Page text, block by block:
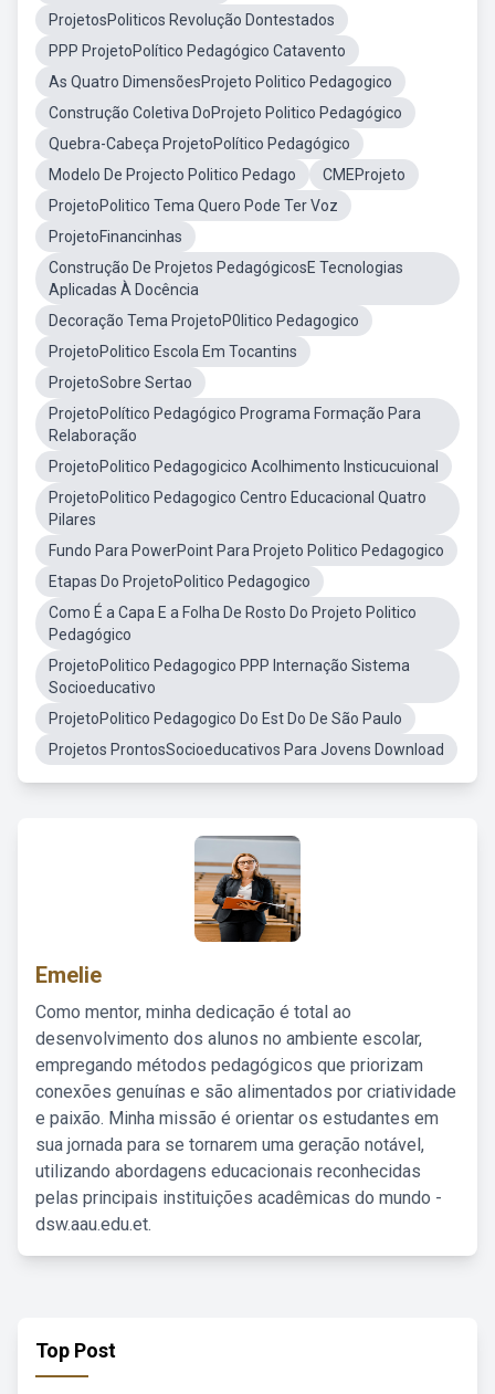
ProjetosPoliticos Revolução Dontestados
PPP ProjetoPolítico Pedagógico Catavento
As Quatro DimensõesProjeto Politico Pedagogico
Construção Coletiva DoProjeto Politico Pedagógico
Quebra-Cabeça ProjetoPolítico Pedagógico
Modelo De Projecto Politico Pedago
CMEProjeto
ProjetoPolitico Tema Quero Pode Ter Voz
ProjetoFinancinhas
Construção De Projetos PedagógicosE Tecnologias
Aplicadas À Docência
Decoração Tema ProjetoP0litico Pedagogico
ProjetoPolitico Escola Em Tocantins
ProjetoSobre Sertao
ProjetoPolítico Pedagógico Programa Formação Para
Relaboração
ProjetoPolitico Pedagogicico Acolhimento Insticucuional
ProjetoPolitico Pedagogico Centro Educacional Quatro
Pilares
Fundo Para PowerPoint Para Projeto Politico Pedagogico
Etapas Do ProjetoPolitico Pedagogico
Como É a Capa E a Folha De Rosto Do Projeto Politico
Pedagógico
ProjetoPolitico Pedagogico PPP Internação Sistema
Socioeducativo
ProjetoPolitico Pedagogico Do Est Do De São Paulo
Projetos ProntosSocioeducativos Para Jovens Download
Emelie
Como mentor, minha dedicação é total ao
desenvolvimento dos alunos no ambiente escolar,
empregando métodos pedagógicos que priorizam
conexões genuínas e são alimentados por criatividade
e paixão. Minha missão é orientar os estudantes em
sua jornada para se tornarem uma geração notável,
utilizando abordagens educacionais reconhecidas
pelas principais instituições acadêmicas do mundo -
dsw.aau.edu.et.
Top Post